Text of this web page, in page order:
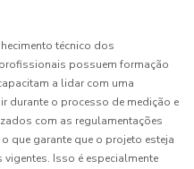
técnico dos
possuem formação
a lidar com uma
durante o processo de medição e
com as regulamentações
que garante que o projeto esteja
Isso é especialmente